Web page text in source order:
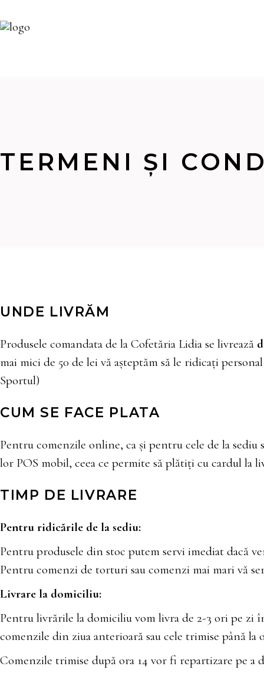
TERMENI ȘI
UNDE LIVRĂM
Produsele comandata de la Cofetăria Lidia se livrează
mai mici de 50 de lei vă așteptăm să le ridicați
Sportul)
CUM SE FACE PLATA
Pentru comenzile online, ca și pentru cele de la
lor POS mobil, ceea ce permite să plătiți cu cardul
TIMP DE LIVRARE
Pentru ridicările de la sediu:
Pentru produsele din stoc putem servi imediat dacă
Pentru comenzi de torturi sau comenzi mai mari vă
Livrare la domiciliu:
Pentru livrările la domiciliu vom livra de 2-3 ori pe zi
comenzile din ziua anterioară sau cele trimise până la
Comenzile trimise după ora 14 vor fi repartizare pe a